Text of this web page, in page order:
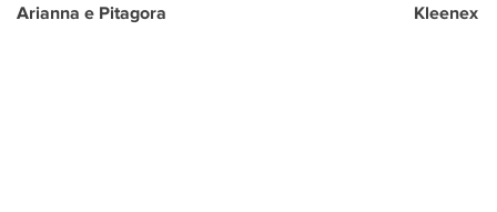
Arianna e Pitagora Kleenex